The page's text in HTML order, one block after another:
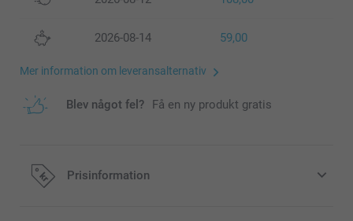
2026-08-14 59,00
Mer information om leveransalternativ
Blev något fel? Få en ny produkt gratis
Prisinformation